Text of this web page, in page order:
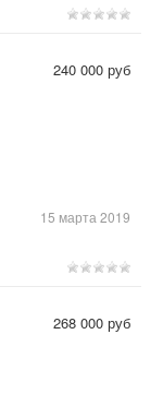
15 марта 2019
240 000 руб
268 000 руб